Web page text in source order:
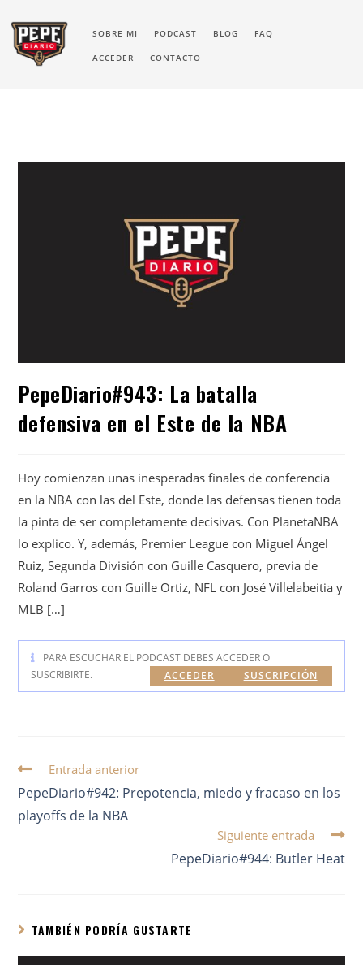
SOBRE MI PODCAST BLOG FAQ
ACCEDER CONTACTO
PepeDiario#943: La batalla
defensiva en el Este de la NBA
Hoy comienzan unas inesperadas finales de conferencia
en la NBA con las del Este, donde las defensas tienen toda
la pinta de ser completamente decisivas. Con PlanetaNBA
lo explico. Y, además, Premier League con Miguel Ángel
Ruiz, Segunda División con Guille Casquero, previa de
Roland Garros con Guille Ortiz, NFL con José Villelabeitia y
MLB […]
PARA ESCUCHAR EL PODCAST DEBES ACCEDER O
SUSCRIBIRTE.
SUSCRIPCIÓN
ACCEDER
Entrada anterior
PepeDiario#942: Prepotencia, miedo y fracaso en los
playoffs de la NBA
Siguiente entrada
PepeDiario#944: Butler Heat
TAMBIÉN PODRÍA GUSTARTE